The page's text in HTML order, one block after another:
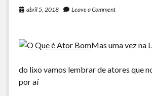
La Siesta Podcast
Rachão na Beira do RIo
Papo Tranqueira
Kaique Xavier
Rafael Almeida
abril 5, 2018 Leave a Comment
Mas uma vez na
do lixo vamos lembrar de atores que
por aí